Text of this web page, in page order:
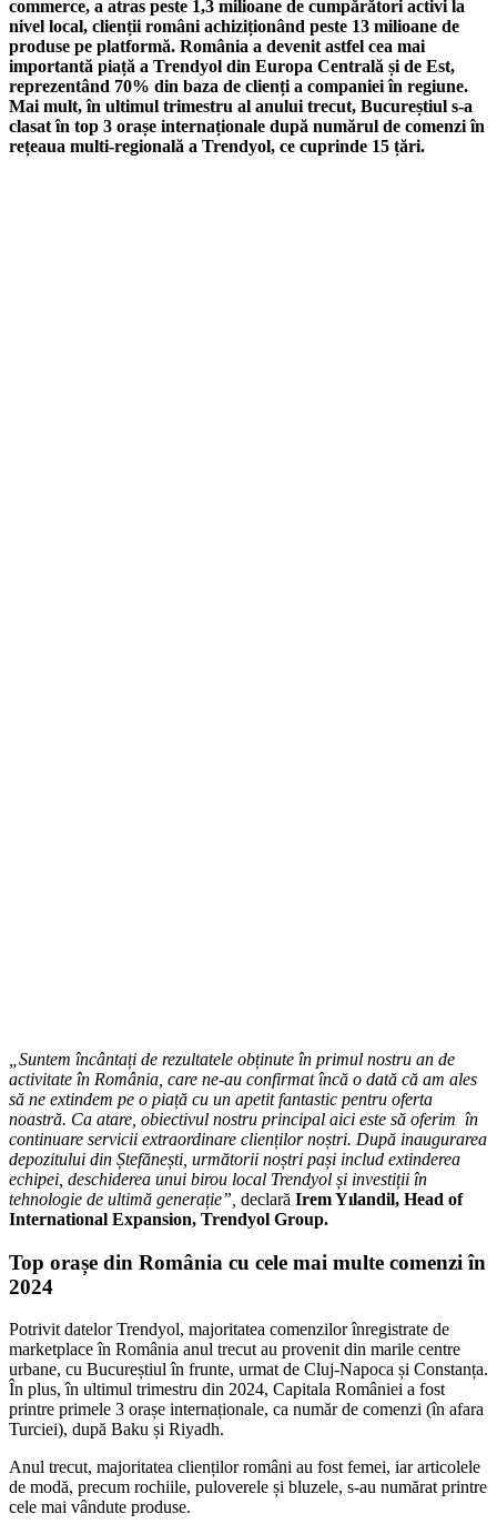
commerce, a atras peste 1,3 milioane de cumpărători activi la
nivel local, clienții români achiziționând peste 13 milioane de
produse pe platformă. România a devenit astfel cea mai
importantă piață a Trendyol din Europa Centrală și de Est,
reprezentând 70% din baza de clienți a companiei în regiune.
Mai mult, în ultimul trimestru al anului trecut, Bucureștiul s-a
clasat în top 3 orașe internaționale după numărul de comenzi în
rețeaua multi-regională a Trendyol, ce cuprinde 15 țări.
„Suntem încântați de rezultatele obținute în primul nostru an de
activitate în România, care ne-au confirmat încă o dată că am ales
să ne extindem pe o piață cu un apetit fantastic pentru oferta
noastră. Ca atare, obiectivul nostru principal aici este să oferim în
continuare servicii extraordinare clienților noștri. După inaugurarea
depozitului din Ștefănești, următorii noștri pași includ extinderea
echipei, deschiderea unui birou local Trendyol și investiții în
tehnologie de ultimă generație”, declară Irem Yılandil, Head of
International Expansion, Trendyol Group.
Top orașe din România cu cele mai multe comenzi în
2024
Potrivit datelor Trendyol, majoritatea comenzilor înregistrate de
marketplace în România anul trecut au provenit din marile centre
urbane, cu Bucureștiul în frunte, urmat de Cluj-Napoca și Constanța.
În plus, în ultimul trimestru din 2024, Capitala României a fost
printre primele 3 orașe internaționale, ca număr de comenzi (în afara
Turciei), după Baku și Riyadh.
Anul trecut, majoritatea clienților români au fost femei, iar articolele
de modă, precum rochiile, puloverele și bluzele, s-au numărat printre
cele mai vândute produse.